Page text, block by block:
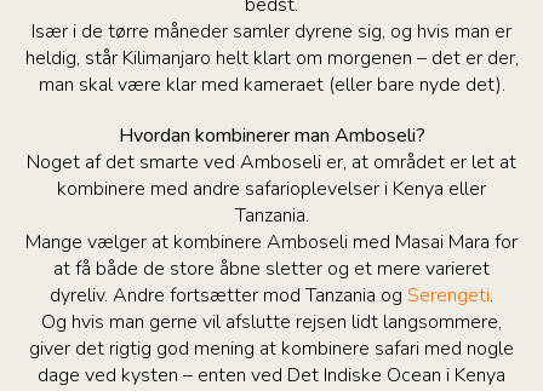
Især i de tørre måneder samler dyrene sig, og hvis man er
heldig, står Kilimanjaro helt klart om morgenen – det er der,
man skal være klar med kameraet (eller bare nyde det).
Hvordan kombinerer man Amboseli?
Noget af det smarte ved Amboseli er, at området er let at
kombinere med andre safarioplevelser i Kenya eller
Tanzania.
Mange vælger at kombinere Amboseli med Masai Mara for
at få både de store åbne sletter og et mere varieret
dyreliv. Andre fortsætter mod Tanzania og Serengeti.
Og hvis man gerne vil afslutte rejsen lidt langsommere,
giver det rigtig god mening at kombinere safari med nogle
dage ved kysten – enten ved Det Indiske Ocean i Kenya